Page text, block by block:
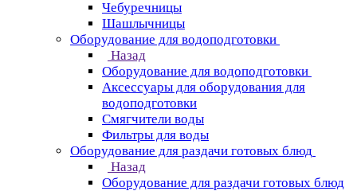
Чебуречницы
Шашлычницы
Оборудование для водоподготовки
Назад
Оборудование для водоподготовки
Аксессуары для оборудования для
водоподготовки
Смягчители воды
Фильтры для воды
Оборудование для раздачи готовых блюд
Назад
Оборудование для раздачи готовых блюд